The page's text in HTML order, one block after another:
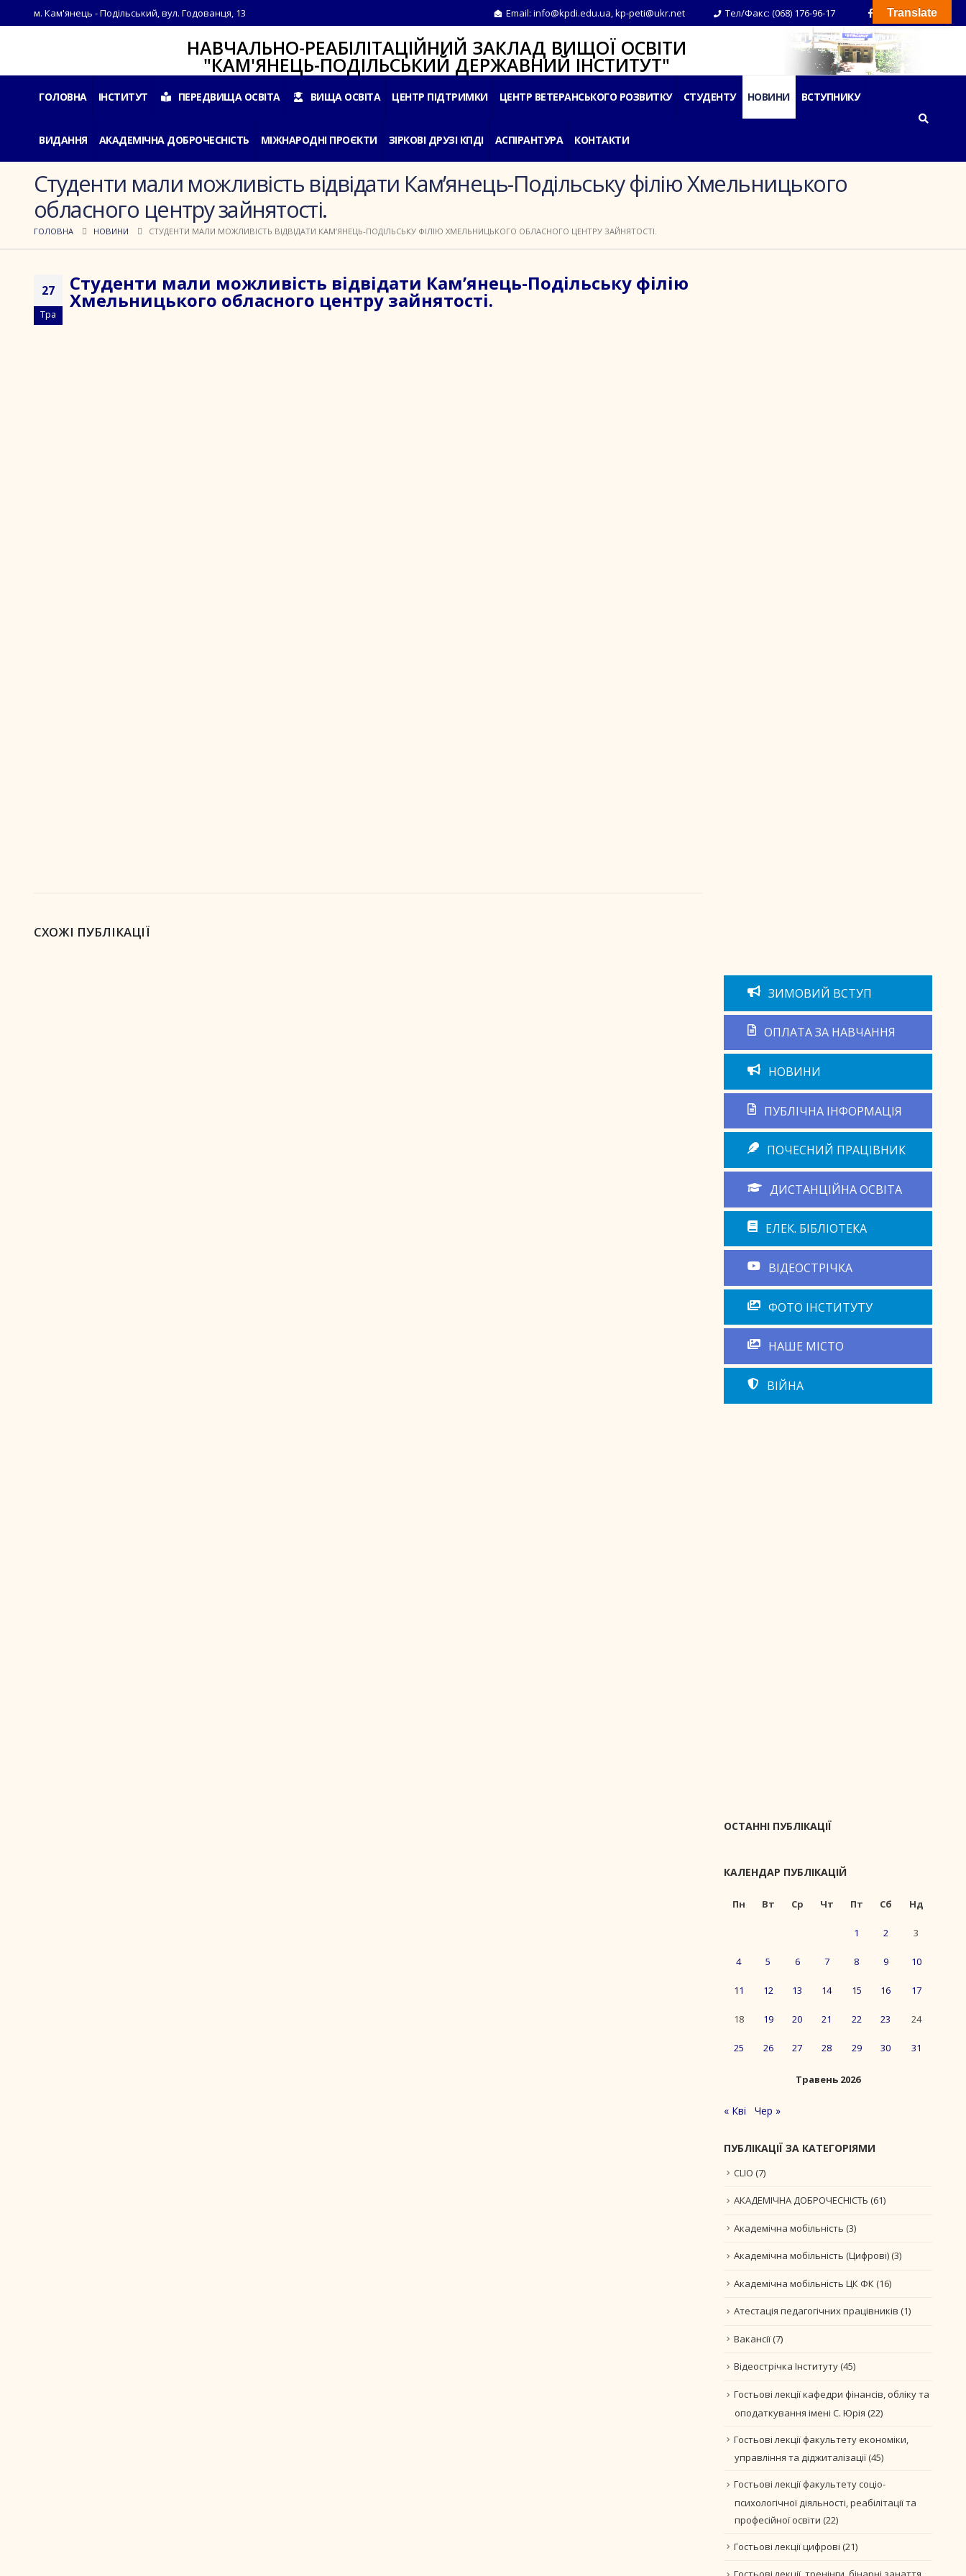
м. Кам'янець - Подільський, вул. Годованця, 13 Email: info@kpdi.edu.ua,kp-peti@ukr.net Тел/Факс: (068) 176-96-17
НАВЧАЛЬНО-РЕАБІЛІТАЦІЙНИЙ ЗАКЛАД ВИЩОЇ ОСВІТИ
"КАМ'ЯНЕЦЬ-ПОДІЛЬСЬКИЙ ДЕРЖАВНИЙ ІНСТИТУТ"
ГОЛОВНА ІНСТИТУТ ПЕРЕДВИЩА ОСВІТА ВИЩА ОСВІТА ЦЕНТР ПІДТРИМКИ ЦЕНТР ВЕТЕРАНСЬКОГО РОЗВИТКУ СТУДЕНТУ НОВИНИ ВСТУПНИКУ
ВИДАННЯ АКАДЕМІЧНА ДОБРОЧЕСНІСТЬ МІЖНАРОДНІ ПРОЄКТИ ЗІРКОВІ ДРУЗІ КПДІ АСПІРАНТУРА КОНТАКТИ
Студенти мали можливість відвідати Кам’янець-Подільську філію Хмельницького
обласного центру зайнятості.
ГОЛОВНА НОВИНИ СТУДЕНТИ МАЛИ МОЖЛИВІСТЬ ВІДВІДАТИ КАМ’ЯНЕЦЬ-ПОДІЛЬСЬКУ ФІЛІЮ ХМЕЛЬНИЦЬКОГО ОБЛАСНОГО ЦЕНТРУ ЗАЙНЯТОСТІ.
27
Тра
Студенти мали можливість відвідати Кам’янець-Подільську філію
Хмельницького обласного центру зайнятості.
СХОЖІ ПУБЛІКАЦІЇ
ЗИМОВИЙ ВСТУП
ОПЛАТА ЗА НАВЧАННЯ
НОВИНИ
ПУБЛІЧНА ІНФОРМАЦІЯ
ПОЧЕСНИЙ ПРАЦІВНИК
ДИСТАНЦІЙНА ОСВІТА
ЕЛЕК. БІБЛІОТЕКА
ВІДЕОСТРІЧКА
ФОТО ІНСТИТУТУ
НАШЕ МІСТО
ВІЙНА
ОСТАННІ ПУБЛІКАЦІЇ
КАЛЕНДАР ПУБЛІКАЦІЙ
Травень 2026
Пн Вт Ср Чт Пт Сб Нд
1 2 3
4 5 6 7 8 9 10
11 12 13 14 15 16 17
18 19 20 21 22 23 24
25 26 27 28 29 30 31
« Кві Чер »
ПУБЛІКАЦІЇ ЗА КАТЕГОРІЯМИ
CLIO (7)
АКАДЕМІЧНА ДОБРОЧЕСНІСТЬ (61)
Академічна мобільність (3)
Академічна мобільність (Цифрові)(3)
Академічна мобільність ЦК ФК(16)
Атестація педагогічних працівників (1)
Вакансії(7)
Відеострічка Інституту(45)
Гостьові лекції кафедри фінансів, обліку та
оподаткування імені С. Юрія (22)
Гостьові лекції факультету економіки,
управління та діджиталізації(45)
Гостьові лекції факультету соціо-
психологічної діяльності, реабілітації та
професійної освіти (22)
Гостьові лекції цифрові (21)
Translate